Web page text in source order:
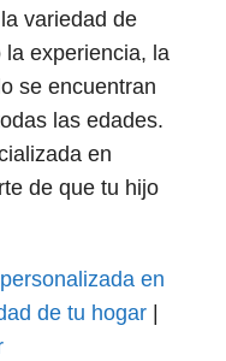
variedad de
experiencia, la
se encuentran
las edades.
en
de que tu hijo
en
de tu hogar|